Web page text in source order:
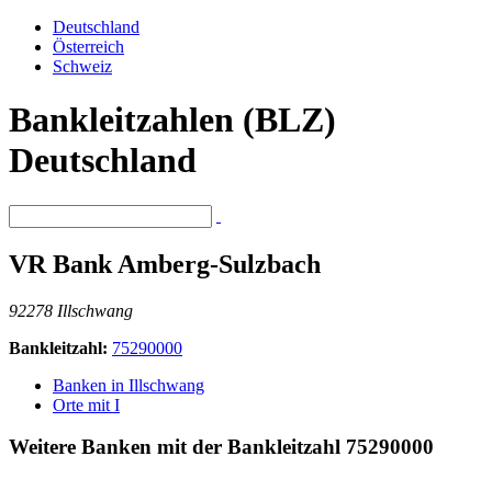
Deutschland
Österreich
Schweiz
Bankleitzahlen (BLZ)
Deutschland
VR Bank Amberg-Sulzbach
92278 Illschwang
Bankleitzahl: 75290000
Banken in Illschwang
Orte mit I
Weitere Banken mit der Bankleitzahl 75290000